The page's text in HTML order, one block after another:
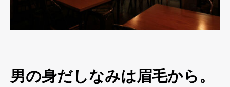
男の身だしなみは眉毛から。